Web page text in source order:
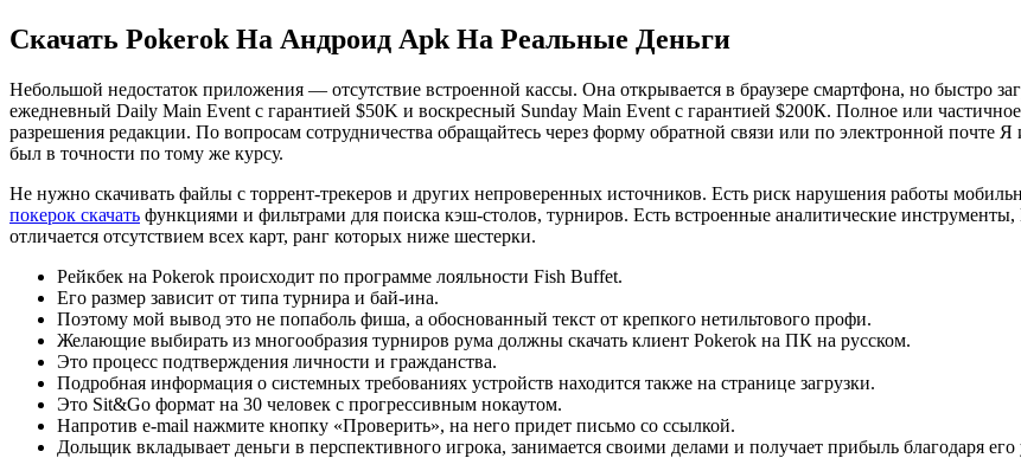
Skip
to
Скачать Pokerok На Андроид Apk На Реальные Деньги
Небольшой недостаток приложения — отсутствие встроенной кассы. Она открывается в браузере смартфона, но быстро
ежедневный Daily Main Event с гарантией $50K и воскресный Sunday Main Event с гарантией $200К. Полное или
разрешения редакции. По вопросам сотрудничества обращайтесь через форму обратной связи или по электронной почте
был в точности по тому же курсу.
Не нужно скачивать файлы с торрент-трекеров и других непроверенных источников. Есть риск нарушения работы
покерок скачать функциями и фильтрами для поиска кэш-столов, турниров. Есть встроенные аналитические
отличается отсутствием всех карт, ранг которых ниже шестерки.
Рейкбек на Pokerok происходит по программе лояльности Fish Buffet.
Его размер зависит от типа турнира и бай-ина.
Поэтому мой вывод это не попаболь фиша, а обоснованный текст от крепкого нетильтового профи.
Желающие выбирать из многообразия турниров рума должны скачать клиент Pokerok на ПК на русском.
Это процесс подтверждения личности и гражданства.
Подробная информация о системных требованиях устройств находится также на странице загрузки.
Это Sit&Go формат на 30 человек с прогрессивным нокаутом.
Напротив e-mail нажмите кнопку «Проверить», на него придет письмо со ссылкой.
Дольщик вкладывает деньги в перспективного игрока, занимается своими делами и получает прибыль благодаря его